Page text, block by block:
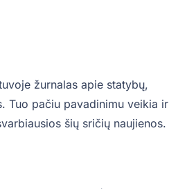
žurnalas apie statybų,
Tuo pačiu pavadinimu veikia ir
šių sričių naujienos.